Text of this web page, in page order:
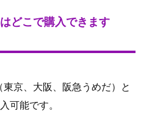
どこで購入できます
京、大阪、阪急うめだ）と
可能です。